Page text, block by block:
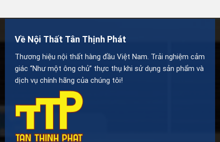
Về Nội Thất Tân Thịnh Phát
Thương hiệu nội thất hàng đầu Việt Nam. Trải nghiệm cảm
giác “Như một ông chủ” thực thụ khi sử dụng sản phẩm và
dịch vụ chính hãng của chúng tôi!